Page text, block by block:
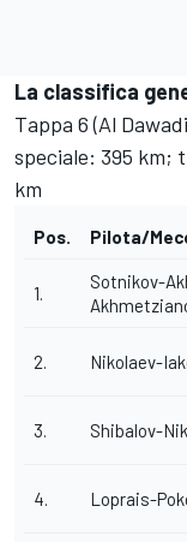
La classifica
Tappa 6 (Al
speciale: 395 km;
km
Pos. Pilota/
1.
Sotnikov-
2. Nikolaev-
3. Shibalov-
4. Loprais-